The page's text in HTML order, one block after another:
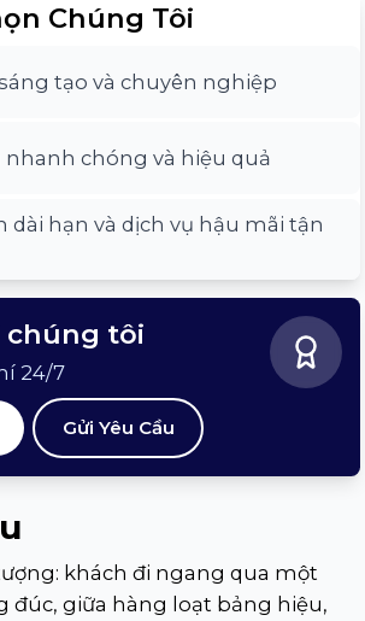
Chúng Tôi
tạo và chuyên nghiệp
nhanh chóng và hiệu quả
dài hạn và dịch vụ hậu mãi tận
chúng tôi
24/7
Gửi Yêu Cầu
khách đi ngang qua một
đúc, giữa hàng loạt bảng hiệu,